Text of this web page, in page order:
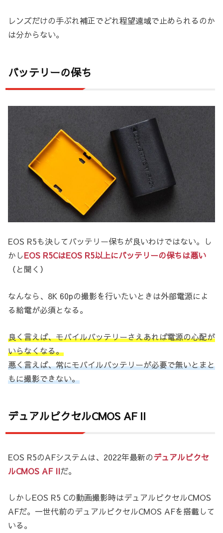
レンズだけの手ぶれ補正でどれ程望遠域で止められるのか
は分からない。
バッテリーの保ち
EOS R5も決してバッテリー保ちが良いわけではない。し
かしEOS R5CはEOS R5以上にバッテリーの保ちは悪い
（と聞く）
なんなら、8K 60pの撮影を行いたいときは外部電源によ
る給電が必須となる。
良く言えば、モバイルバッテリーさえあれば電源の心配が
いらなくなる。
悪く言えば、常にモバイルバッテリーが必要で無いとまと
もに撮影できない。
デュアルピクセルCMOS AF II
EOS R5のAFシステムは、2022年最新のデュアルピクセ
ルCMOS AF IIだ。
しかしEOS R5 Cの動画撮影時はデュアルピクセルCMOS
AFだ。一世代前のデュアルピクセルCMOS AFを搭載して
いる。